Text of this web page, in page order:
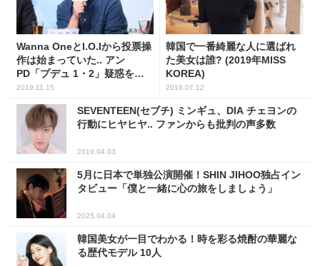
Wanna OneとI.O.Iから投票操
作は始まっていた.. アン
PD「プデュ 1・2」疑惑を認
める
2019.11.15
韓国で一番綺麗な人に選ばれ
た美女は誰? (2019年MISS
KOREA)
2019.07.12
SEVENTEEN(セブチ) ミンギュ、DIA チェヨンの
行動にヒヤヒヤ.. ファンからも批判の声多数
2019.04.03
5月に日本で単独公演開催！SHIN JIHOO独占イン
タビュー「僕と一緒に心の旅をしましょう」
2025.04.04
韓国美女が一目でわかる！時を彩る焼酎の華麗な
る歴代モデル 10人